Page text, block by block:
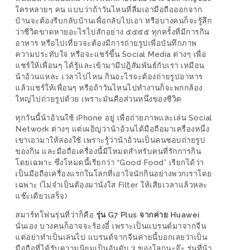
HIMMA
MARKET
FESTIVAL
10
ร้าน
พ่อ
ค้า
แซ่บ
แม่ค้า
สวย
ร้าน
รวย
เสน่ห์
ของ
เชียงใหม่
ที่
ใครหลายๆ คน แบบว่าถ้าวันไหนที่ลืมเอามือถือออกจาก
บ้านจะต้องรีบกลับบ้านเพื่อกลับไปเอา หรือบางคนก็จะรู้สึก
ว่าชีวิตขาดหายอะไรไปสักอย่าง ๕๕๕๕ ทุกครั้งที่มีการกิน
อาหาร หรือไปเที่ยวจะต้องมีการถ่ายรูปเพื่อบันทึกภาพ
ความประทับใจ หรือจะแชร์ขึ้น Social Media ต่างๆ เพื่อ
แชร์ให้เพื่อนๆ ได้รู้และเข้ามามีปฎิสัมพันธ์กับเรา เหมือน
น้าอ้วนแหละ เวลาไปไหน กินอะไรจะต้องถ่ายรูปอาหาร
แล้วแชร์ให้เพื่อนๆ หรือถ้าวันไหนไปทำงานก็จะพกกล้อง
ใหญ่ไปถ่ายรูปด้วย เพราะมันคือส่วนหนึ่งของชีวิต
ทุกวันนี้น้าอ้วนใช้ iPhone อยู่ เพื่อถ่ายภาพและเล่น Social
Network ต่างๆ แต่เผอิญว่าน้าอ้วนได้มือถือมาเครื่องหนึ่ง
เขาเอามาให้ลองใช้ เพราะรู้ว่าน้าอ้วนเป็นคนชอบถ่ายรูป
ของกิน และมือถือเครื่องนี้มีโหมดสำหรับคนที่รักการกิน
โดยเฉพาะ ซึ่งโหมดนี้เรียกว่า “Good Food” เรียกได้ว่า
เป็นมือถือเครื่องแรกในโลกที่เอาใจนักกินอย่างพวกเราโดย
เฉพาะ (ไม่จำเป็นต้องมานั่งใส Filter ให้เสียเวลาแล้วหละ
แช๊ะเดียวเสร็จ)
สมาร์ทโฟนรุ่นที่ว่าก็คือ รุ่น G7 Plus จากค่าย Huawei
นั่นเอง บางคนก็อาจจะร้องอี๋ เพราะเป็นแบรนด์มาจากจีน
แต่อย่าทำเป็นเล่นไป แบรนด์จากจีนค่ายนี้บอกเลยว่าเป็น